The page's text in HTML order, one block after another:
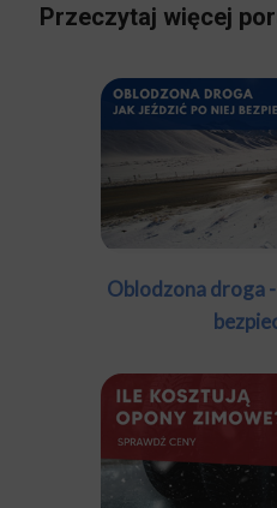
Przeczytaj więcej
Oblodzona droga